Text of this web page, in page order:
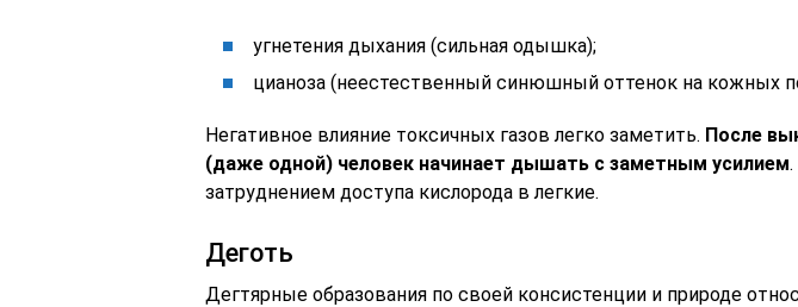
угнетения дыхания (сильная одышка);
цианоза (неестественный синюшный оттенок на кожных
Негативное влияние токсичных газов легко заметить. После
(даже одной) человек начинает дышать с заметным усилием
затруднением доступа кислорода в легкие.
Деготь
Дегтярные образования по своей консистенции и природе